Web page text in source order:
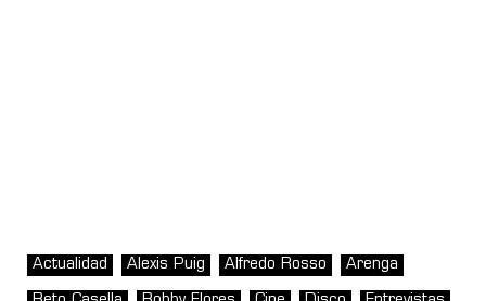
Actualidad Alexis Puig Alfredo Rosso Arenga